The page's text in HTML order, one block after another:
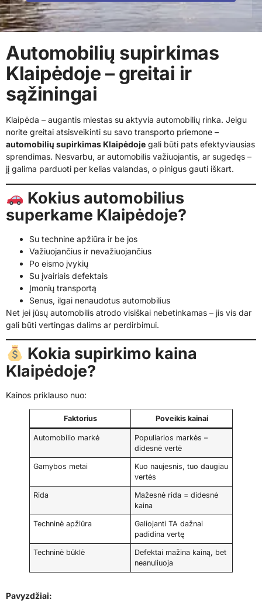
Automobilių supirkimas
Klaipėdoje – greitai ir
sąžiningai
Klaipėda – augantis miestas su aktyvia automobilių rinka. Jeigu
norite greitai atsisveikinti su savo transporto priemone –
automobilių supirkimas Klaipėdoje gali būti pats efektyviausias
sprendimas. Nesvarbu, ar automobilis važiuojantis, ar sugedęs –
jį galima parduoti per kelias valandas, o pinigus gauti iškart.
Kokius automobilius
superkame Klaipėdoje?
Su technine apžiūra ir be jos
Važiuojančius ir nevažiuojančius
Po eismo įvykių
Su įvairiais defektais
Įmonių transportą
Senus, ilgai nenaudotus automobilius
Net jei jūsų automobilis atrodo visiškai nebetinkamas – jis vis dar
gali būti vertingas dalims ar perdirbimui.
Kokia supirkimo kaina
Klaipėdoje?
Kainos priklauso nuo:
Faktorius Poveikis kainai
Automobilio markė
Populiarios markės –
didesnė vertė
Gamybos metai
Kuo naujesnis, tuo daugiau
vertės
Rida
Mažesnė rida = didesnė
kaina
Techninė apžiūra
Galiojanti TA dažnai
padidina vertę
Techninė būklė
Defektai mažina kainą, bet
neanuliuoja
Pavyzdžiai: